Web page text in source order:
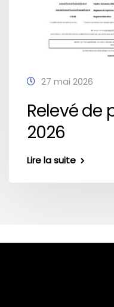
27 mai 2026
Relevé de
2026
Lire la suite